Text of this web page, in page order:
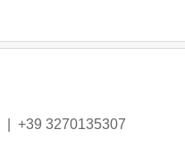
+39 3270135307